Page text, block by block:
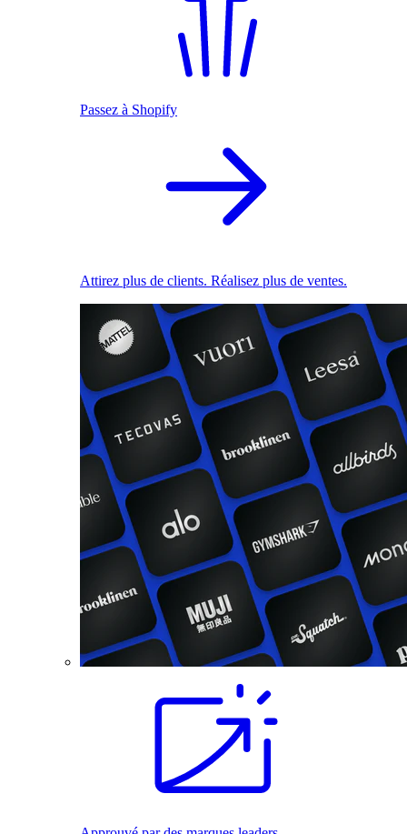
Passez à Shopify
Attirez plus de clients. Réalisez plus de ventes.